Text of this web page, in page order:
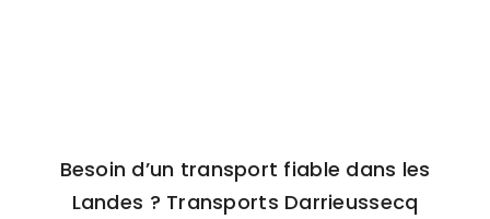
Besoin d’un transport fiable dans les
Landes ? Transports Darrieussecq